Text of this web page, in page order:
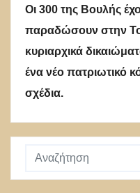
Οι 300 της Βουλής
παραδώσουν στην
κυριαρχικά
ένα νέο πατριωτικό
σχέδια.